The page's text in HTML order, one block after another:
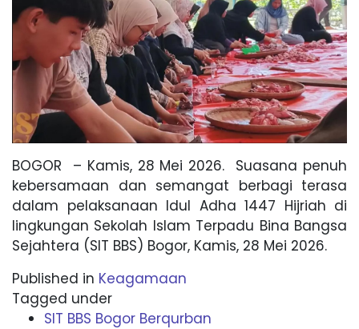
BOGOR – Kamis, 28 Mei 2026. Suasana penuh
kebersamaan dan semangat berbagi terasa
dalam pelaksanaan Idul Adha 1447 Hijriah di
lingkungan Sekolah Islam Terpadu Bina Bangsa
Sejahtera (SIT BBS) Bogor, Kamis, 28 Mei 2026.
Published in Keagamaan
Tagged under
SIT BBS Bogor Berqurban